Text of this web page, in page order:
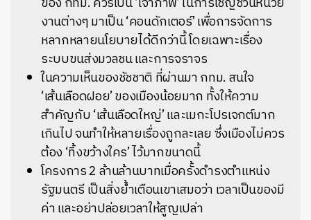
งานต่างๆมาเป็น‘คอนดักเตอร์’เพื่อการจัดการ
หลากหลายนโยบายได้ดีกว่านี้โดยเฉพาะเรื่อง
ระบบขนส่งมวลชนและการจราจร
ในความเห็นของชัชชาติ ที่ผ่านมากทม. สนใจ
‘เส้นเลือดฝอย’ของเมืองน้อยมาก ทั้งให้ความ
สำคัญกับ‘เส้นเลือดใหญ่’และเมกะโปรเจกต์มาก
เกินไปจนทำให้หลายเรื่องถูกละเลยซึ่งเมืองไม่ควร
ต้อง ‘ทิ้งขว้างใคร’ไว้มากขนาดนี้
โครงการ2 ล้านล้านบาทเมื่อครั้งดำรงตำแหน่ง
รัฐมนตรีเป็นสิ่งย้ำเตือนเขาเสมอว่า เวลาเป็นของมี
ค่าและอย่าปล่อยเวลาให้สูญเปล่า